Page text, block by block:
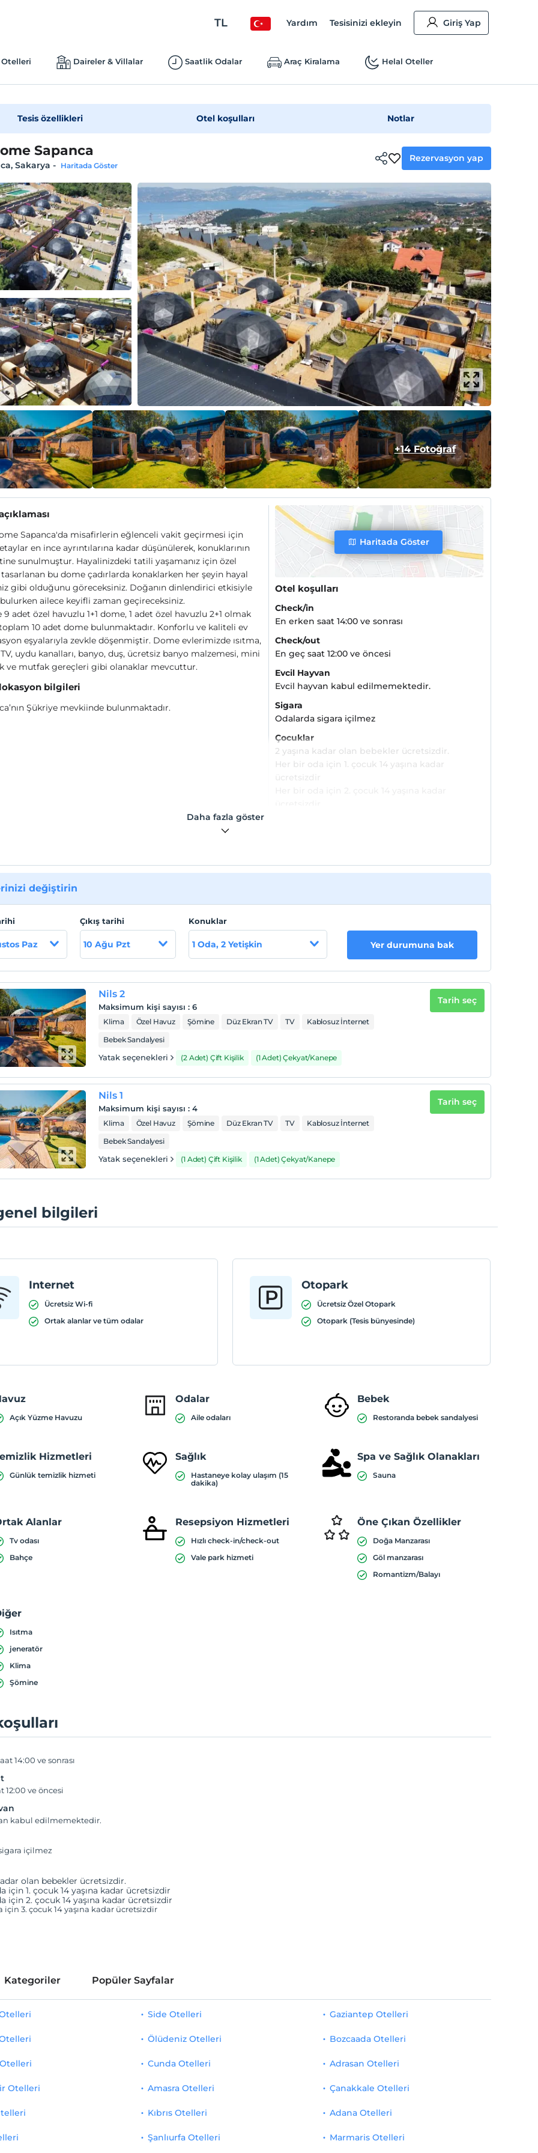
TL Yardım Tesisinizi ekleyin Giriş Yap
Daireler & Villalar Saatlik Odalar Araç Kiralama Helal Oteller
Tesis özellikleri Otel koşulları Notlar
Sapanca
Sakarya - Haritada Göster
Rezervasyon yap
+14 Fotoğraf
Sapanca'da misafirlerin eğlenceli vakit geçirmesi için
en ince ayrıntılarına kadar düşünülerek, konuklarının
sunulmuştur. Hayalinizdeki tatili yaşamanız için özel
bu dome çadırlarda konaklarken her şeyin hayal
gibi olduğunu göreceksiniz. Doğanın dinlendirici etkisiyle
ailece keyifli zaman geçireceksiniz.
9 adet özel havuzlu 1+1 dome, 1 adet özel havuzlu 2+1 olmak
10 adet dome bulunmaktadır. Konforlu ve kaliteli ev
eşyalarıyla zevkle döşenmiştir. Dome evlerimizde ısıtma,
uydu kanalları, banyo, duş, ücretsiz banyo malzemesi, mini
ve mutfak gereçleri gibi olanaklar mevcuttur.
bilgileri
Şükriye mevkiinde bulunmaktadır.
Haritada Göster
Otel koşulları
Check/in
En erken saat 14:00 ve sonrası
Check/out
En geç saat 12:00 ve öncesi
Evcil Hayvan
Evcil hayvan kabul edilmemektedir.
Sigara
Odalarda sigara içilmez
Çocuklar
2 yaşına kadar olan bebekler ücretsizdir.
Her bir oda için 1. çocuk 14 yaşına kadar
ücretsizdir
Daha fazla göster
değiştirin
Paz
Çıkış tarihi
10 Ağu Pzt
Konuklar
1 Oda, 2 Yetişkin Yer durumuna bak
Nils 2
Maksimum kişi sayısı :6
Klima Özel Havuz Şömine Düz Ekran TV TV
Kablosuz İnternet
Bebek Sandalyesi
Yatak seçenekleri (2 Adet) Çift Kişilik (1 Adet) Çekyat/Kanepe
Tarih seç
Nils 1
Maksimum kişi sayısı :4
Klima Özel Havuz Şömine Düz Ekran TV TV
Kablosuz İnternet
Bebek Sandalyesi
Yatak seçenekleri (1 Adet) Çift Kişilik (1 Adet) Çekyat/Kanepe
Tarih seç
bilgileri
Internet
Ücretsiz Wi-fi
Ortak alanlar ve tüm odalar
Otopark
Ücretsiz Özel Otopark
Otopark (Tesis bünyesinde)
Açık Yüzme Havuzu
Odalar
Aile odaları
Bebek
Restoranda bebek sandalyesi
Hizmetleri
Günlük temizlik hizmeti
Sağlık
Hastaneye kolay ulaşım (15
dakika)
Spa ve Sağlık Olanakları
Sauna
Alanlar
Tv odası
Bahçe
Resepsiyon Hizmetleri
Hızlı check-in/check-out
Vale park hizmeti
Öne Çıkan Özellikler
Doğa Manzarası
Göl manzarası
Romantizm/Balayı
Isıtma
jeneratör
Klima
Şömine
14:00 ve sonrası
12:00 ve öncesi
kabul edilmemektedir.
içilmez
olan bebekler ücretsizdir.
için 1. çocuk 14 yaşına kadar ücretsizdir
için 2. çocuk 14 yaşına kadar ücretsizdir
için 3. çocuk 14 yaşına kadar ücretsizdir
Kategoriler Popüler Sayfalar
Otelleri
Side Otelleri
Ölüdeniz Otelleri
Cunda Otelleri
Amasra Otelleri
Kıbrıs Otelleri
Gaziantep Otelleri
Bozcaada Otelleri
Adrasan Otelleri
Çanakkale Otelleri
Adana Otelleri
Şanlıurfa Otelleri Marmaris Otelleri